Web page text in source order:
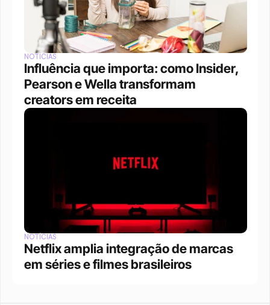
NOTÍCIAS
Influência que importa: como Insider,
Pearson e Wella transformam
creators em receita
NOTÍCIAS
Netflix amplia integração de marcas
em séries e filmes brasileiros